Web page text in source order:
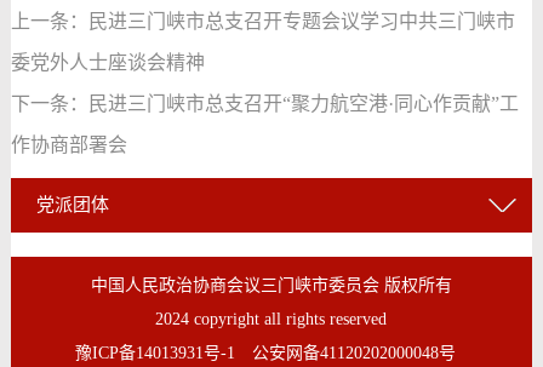
上一条：
民进三门峡市总支召开专题会议学习中共三门峡市
委党外人士座谈会精神
下一条：
民进三门峡市总支召开“聚力航空港·同心作贡献”工
作协商部署会
党派团体
中国人民政治协商会议三门峡市委员会 版权所有
2024 copyright all rights reserved
豫ICP备14013931号-1
公安网备41120202000048号